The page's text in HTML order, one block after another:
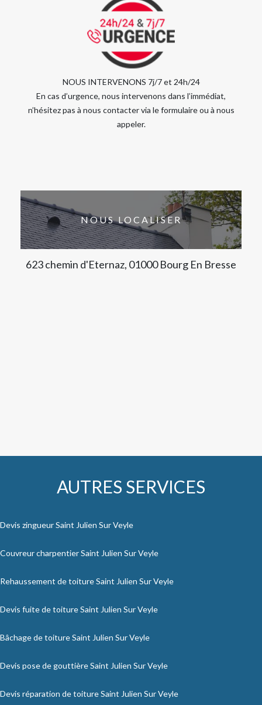
NOUS INTERVENONS 7j/7 et 24h/24
En cas d’urgence, nous intervenons dans l’immédiat,
n’hésitez pas à nous contacter via le formulaire ou à nous
appeler.
NOUS LOCALISER
623 chemin d'Eternaz, 01000 Bourg En Bresse
AUTRES SERVICES
Devis zingueur Saint Julien Sur Veyle
Couvreur charpentier Saint Julien Sur Veyle
Rehaussement de toiture Saint Julien Sur Veyle
Devis fuite de toiture Saint Julien Sur Veyle
Bâchage de toiture Saint Julien Sur Veyle
Devis pose de gouttière Saint Julien Sur Veyle
Devis réparation de toiture Saint Julien Sur Veyle